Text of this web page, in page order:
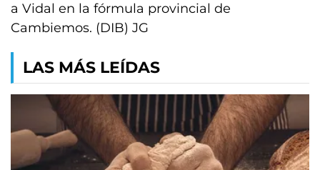
a Vidal en la fórmula provincial de
Cambiemos. (DIB) JG
LAS MÁS LEÍDAS